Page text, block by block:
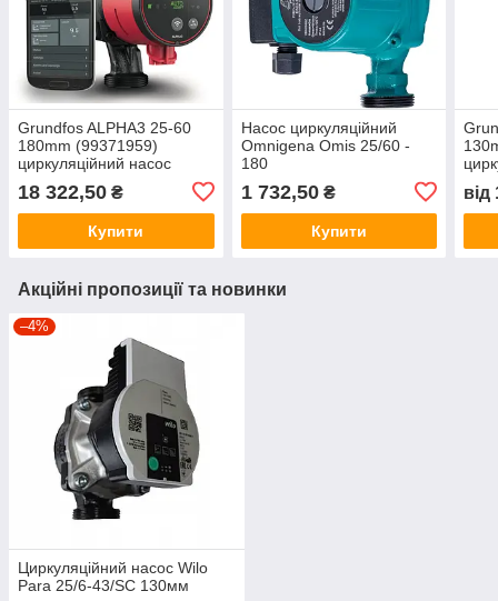
Grundfos ALPHA3 25-60
180mm (99371959)
циркуляційний насос
18 322,50 ₴
Купити
Насос циркуляційний
Omnigena Omis 25/60 -
180
1 732,50₴
Купити
від
Акційні пропозиції та новинки
–4%
Циркуляційний насос Wilo
Para 25/6-43/SC 130мм